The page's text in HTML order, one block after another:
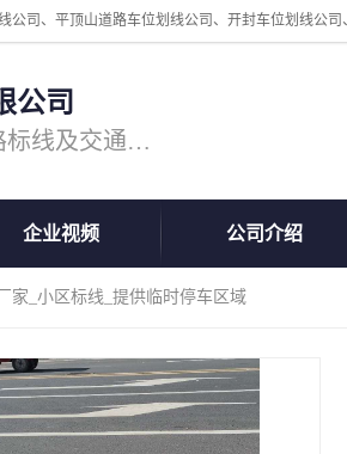
公司
专注道路标线施工，专业的道路标线及交通设施施工服务商!
企业视频 公司介绍
家_小区标线_提供临时停车区域